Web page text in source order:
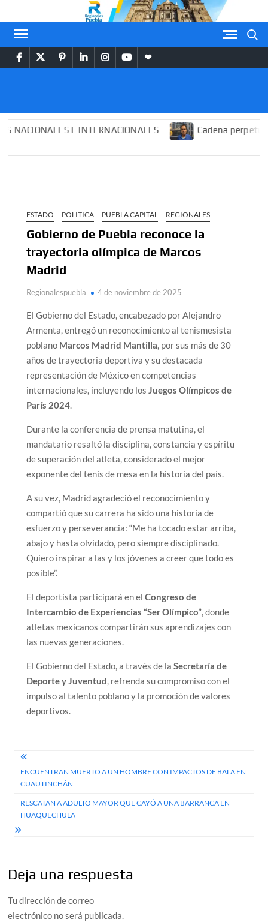
al
contenido
facebooktwitterpinterest
linkedininstagram
youtubethemespiral
PUEBLA
E INTERNACIONALES Cadena perpetua para
ESTADO POLITICA PUEBLA CAPITAL REGIONALES
Gobierno de Puebla reconoce la
trayectoria olímpica de Marcos
Madrid
Regionalespuebla 4 de noviembre de 2025
El Gobierno del Estado, encabezado por Alejandro
Armenta, entregó un reconocimiento al tenismesista
poblano Marcos Madrid Mantilla , por sus más de 30
años de trayectoria deportiva y su destacada
representación de México en competencias
internacionales, incluyendo los Juegos Olímpicos de
París 2024
Durante la conferencia de prensa matutina, el
mandatario resaltó la disciplina, constancia y espíritu
de superación del atleta, considerado el mejor
exponente del tenis de mesa en la historia del país.
A su vez, Madrid agradeció el reconocimiento y
compartió que su carrera ha sido una historia de
esfuerzo y perseverancia: “Me ha tocado estar arriba,
abajo y hasta olvidado, pero siempre disciplinado.
Quiero inspirar a las y los jóvenes a creer que todo es
posible”.
El deportista participará en elCongreso de
Intercambio de Experiencias “Ser Olímpico” , donde
atletas mexicanos compartirán sus aprendizajes con
las nuevas generaciones.
El Gobierno del Estado, a través de laSecretaría de
Deporte y Juventud , refrenda su compromiso con el
impulso al talento poblano y la promoción de valores
deportivos.
Navegación
de
entradas
ENCUENTRAN MUERTO A UN HOMBRE CON IMPACTOS DE BALA EN
CUAUTINCHÁN
RESCATAN A ADULTO MAYOR QUE CAYÓ A UNA BARRANCA EN
HUAQUECHULA
Deja una respuesta
Tu dirección de correo
electrónico no será publicada.